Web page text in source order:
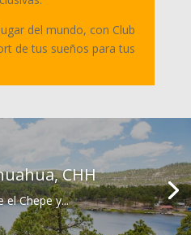
del mundo, con Club
de tus sueños para tus
CHH
el Chepe y...